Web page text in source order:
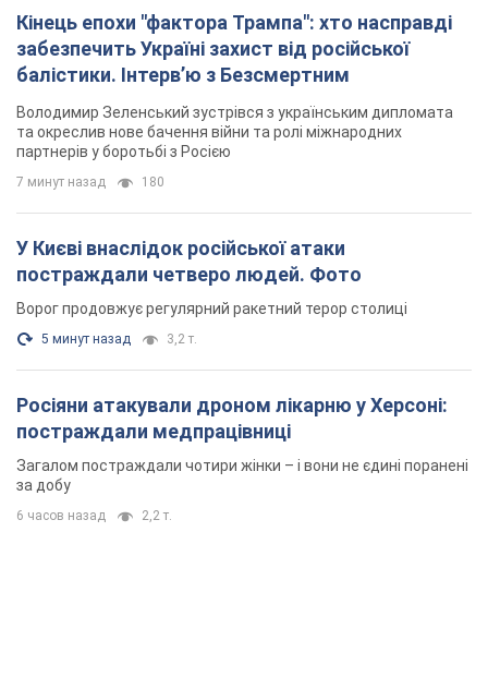
Кінець епохи "фактора Трампа": хто насправді
забезпечить Україні захист від російської
балістики. Інтерв’ю з Безсмертним
Володимир Зеленський зустрівся з українським дипломата
та окреслив нове бачення війни та ролі міжнародних
партнерів у боротьбі з Росією
7 минут назад 180
У Києві внаслідок російської атаки
постраждали четверо людей. Фото
Ворог продовжує регулярний ракетний терор столиці
5 минут назад 3,2 т.
Росіяни атакували дроном лікарню у Херсоні:
постраждали медпрацівниці
Загалом постраждали чотири жінки – і вони не єдині поранені
за добу
6 часов назад 2,2 т.